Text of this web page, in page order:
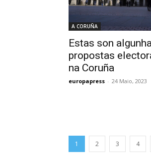
A CORUÑA
Estas son
propostas
na Coruña
europapress - 24 Maio, 2023
1 2 3 4